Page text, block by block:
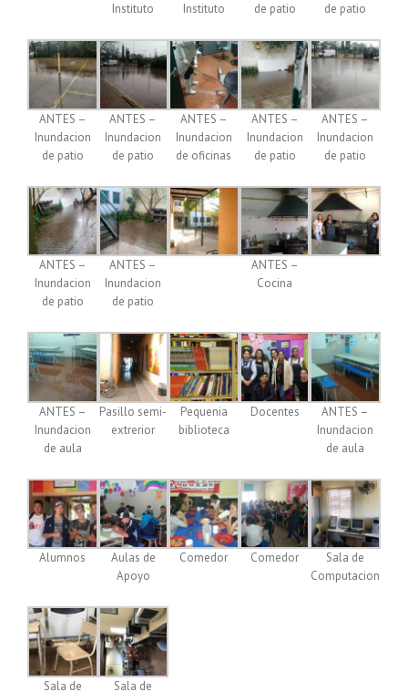
Instituto
Instituto
de patio
de patio
ANTES –
Inundacion
de patio
ANTES –
Inundacion
de patio
ANTES –
Inundacion
de oficinas
ANTES –
Inundacion
de patio
ANTES –
Inundacion
de patio
ANTES –
Inundacion
de patio
ANTES –
Inundacion
de patio
ANTES –
Cocina
ANTES –
Inundacion
de aula
Pasillo semi-
extrerior
Pequenia
biblioteca
Docentes
ANTES –
Inundacion
de aula
Alumnos
Aulas de
Apoyo
Comedor Comedor
Sala de
Computacion
Sala de Sala de